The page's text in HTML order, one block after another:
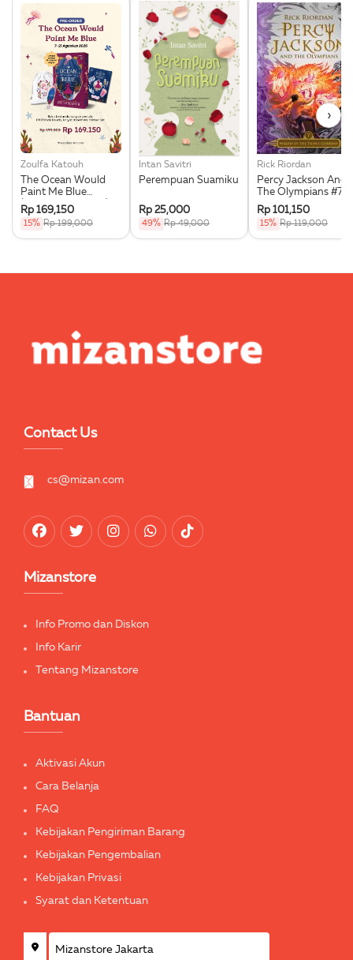
Zoulfa Katouh
The Ocean Would
Paint Me Blue
(Illustration Edges) -
Exclusive Pre Order +
Acrylic Bookmark,
Pouch & Sticker Set
Rp 169,150
15% Rp 199,000
Intan Savitri
Perempuan Suamiku
Rp 25,000
49% Rp 49,000
Rick Riordan
Percy Jackson And
The Olympians #7:
Wrath Of The Triple
Goddess
Rp 101,150
15% Rp 119,000
›
Contact Us
cs@mizan.com
Mizanstore
Info Promo dan Diskon
Info Karir
Tentang Mizanstore
Bantuan
Aktivasi Akun
Cara Belanja
FAQ
Kebijakan Pengiriman Barang
Kebijakan Pengembalian
Kebijakan Privasi
Syarat dan Ketentuan